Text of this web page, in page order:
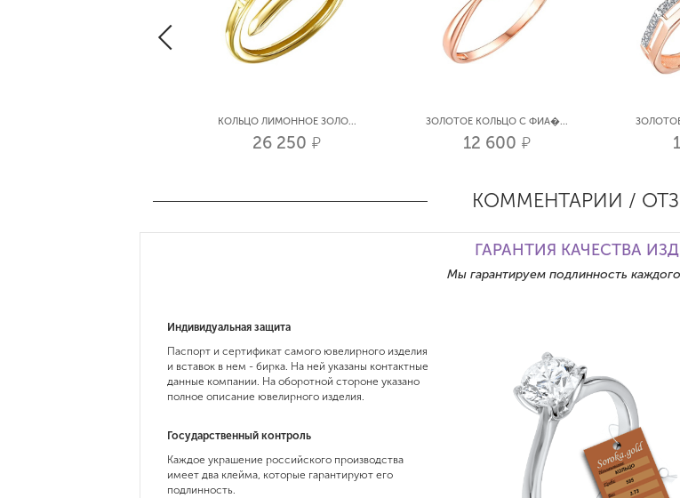
КОЛЬЦО ЛИМОННОЕ ЗОЛО...
26 250 р.
ЗОЛОТОЕ КОЛЬЦО С ФИА�...
12 600 р.
КОММЕНТАРИИ /
ГАРАНТИЯ КАЧЕСТВА
Мы гарантируем подлинность
Индивидуальная защита
Паспорт и сертификат самого ювелирного изделия
и вставок в нем - бирка. На ней указаны контактные
данные компании. На оборотной стороне указано
полное описание ювелирного изделия.
Государственный контроль
Каждое украшение российского производства
имеет два клейма, которые гарантируют его
подлинность.